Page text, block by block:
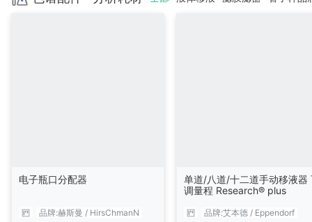
电子瓶口分配器
品牌:赫斯曼 / HirsChmanN
单道/八道/十二道手动移液器
调量程 Research® plus
品牌:艾本德 / Eppendorf